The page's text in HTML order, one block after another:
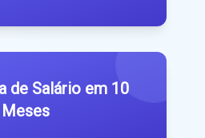
de Salário em 10
Meses